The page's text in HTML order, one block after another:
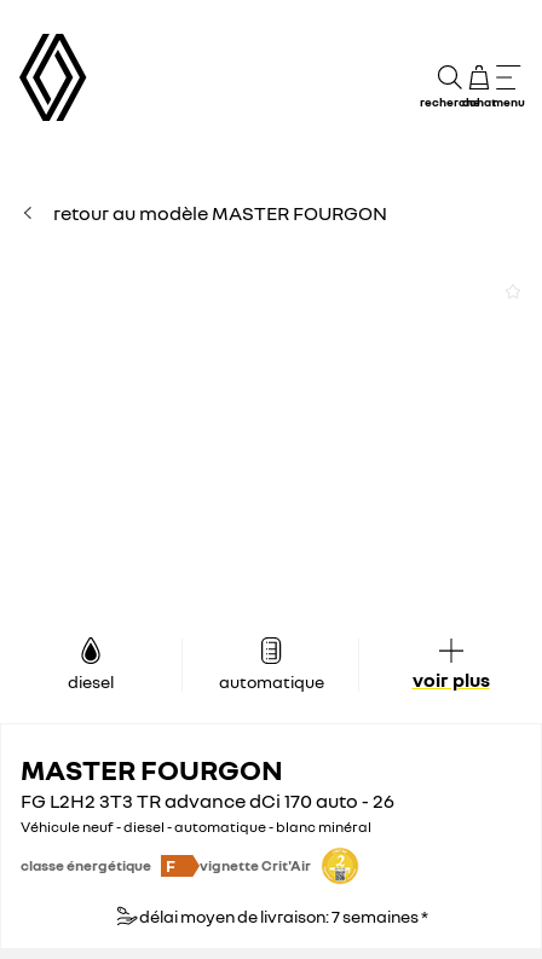
rechercheachatmenu
retour au modèle MASTER FOURGON
diesel automatique voir plus
MASTER FOURGON
FG L2H2 3T3 TR advance dCi 170 auto - 26
Véhicule neuf - diesel - automatique - blanc minéral
classe énergétique F vignette Crit'Air
délai moyen de livraison: 7 semaines *